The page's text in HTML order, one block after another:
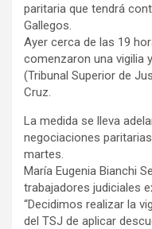
paritaria que tendrá
Gallegos.
Ayer cerca de las 19
comenzaron una vigilia
(Tribunal Superior de
Cruz.
La medida se lleva
negociaciones
martes.
María Eugenia Bianchi
trabajadores judiciales
“Decidimos realizar la
del TSJ de aplicar